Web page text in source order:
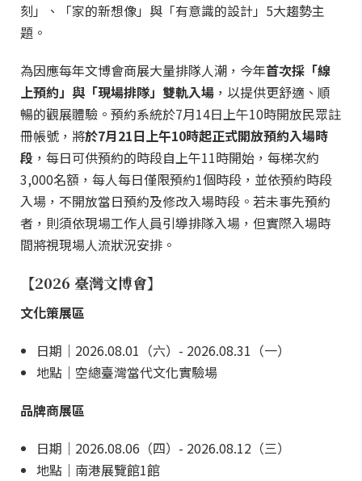
刻」、「家的新想像」與「有意識的設計」5大趨勢主
題。
為因應每年文博會商展大量排隊人潮，今年首次採「線
上預約」與「現場排隊」雙軌入場 ，以提供更舒適、順
暢的觀展體驗。預約系統於7月14日上午10時開放民眾註
冊帳號，將於7月21日上午10時起正式開放預約入場時
段 ，每日可供預約的時段自上午11時開始，每梯次約
3,000名額，每人每日僅限預約1個時段，並依預約時段
入場，不開放當日預約及修改入場時段。若未事先預約
者，則須依現場工作人員引導排隊入場，但實際入場時
間將視現場人流狀況安排。
【2026 臺灣文博會】
文化策展區
日期｜2026.08.01（六）- 2026.08.31（一）
地點｜空總臺灣當代文化實驗場
品牌商展區
日期｜2026.08.06（四）- 2026.08.12（三）
地點｜南港展覽館1館